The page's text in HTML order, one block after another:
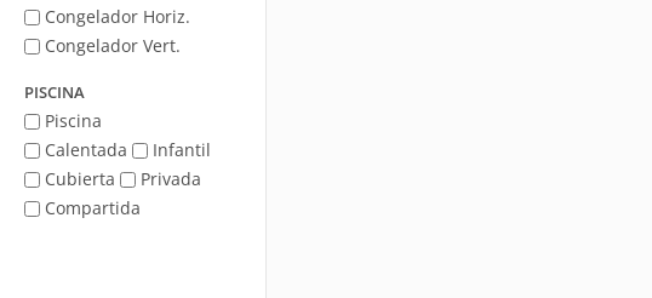
Congelador Horiz.
Congelador Vert.
PISCINA
Piscina
Calentada
Infantil
Cubierta
Privada
Compartida